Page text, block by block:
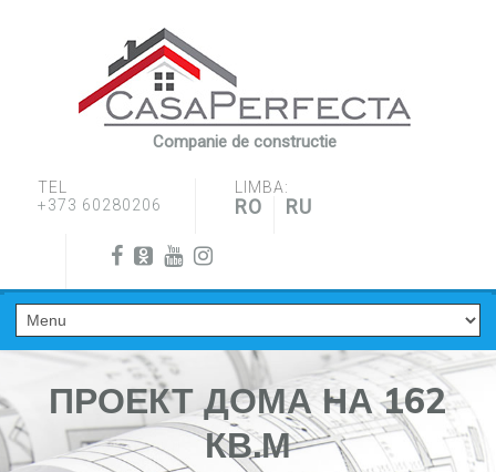
Companie de constructie
TEL
+373 60280206
LIMBA:
RO RU
ПРОЕКТ ДОМА НА 162
КВ.М